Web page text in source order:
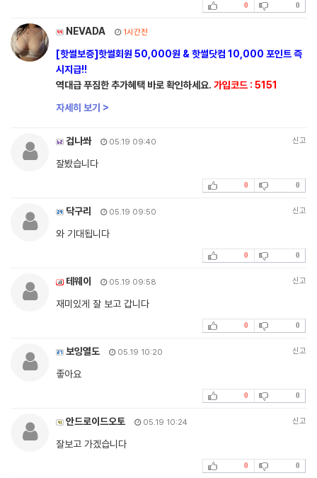
0 0
NEVADA 1시간전
[핫썰보증]핫썰회원 50,000원 & 핫썰닷컴 10,000 포인트 즉
시지급!!
역대급 푸짐한 추가혜택 바로 확인하세요. 가입코드 : 5151
자세히 보기 >
겁나쏴 05.19 09:40 신고
잘봤습니다
0 0
닥구리 05.19 09:50 신고
와 기대됩니다
0 0
테웨이 05.19 09:58 신고
재미있게 잘 보고 갑니다
0 0
보잉열도 05.19 10:20 신고
좋아요
0 0
안드로이드오토 05.19 10:24 신고
잘보고 가겠습니다
0 0